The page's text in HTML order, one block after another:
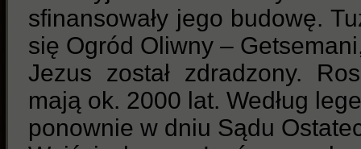
sfinansowały jego budowę.
się Ogród Oliwny –
Jezus został zdradzony.
mają ok. 2000 lat. Według
ponownie w dniu Sądu